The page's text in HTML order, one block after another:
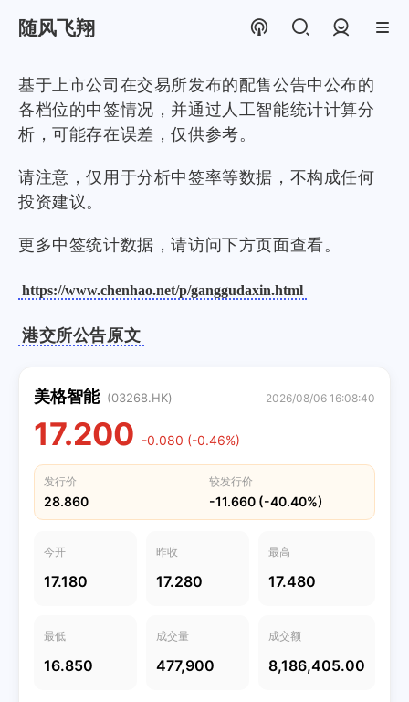
随风飞翔
基于上市公司在交易所发布的配售公告中公布的
各档位的中签情况，并通过人工智能统计计算分
析，可能存在误差，仅供参考。
请注意，仅用于分析中签率等数据，不构成任何
投资建议。
更多中签统计数据，请访问下方页面查看。
https://www.chenhao.net/p/ganggudaxin.html
港交所公告原文
美格智能 (03268.HK) 2026/08/06 16:08:40
17.200 -0.080 (-0.46%)
发行价
28.860
较发行价
-11.660 (-40.40%)
今开
17.180
昨收
17.280
最高
17.480
最低
16.850
成交量
477,900
成交额
8,186,405.00